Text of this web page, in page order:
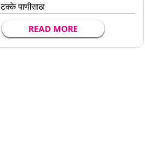
पाणीसाठा
READ MORE